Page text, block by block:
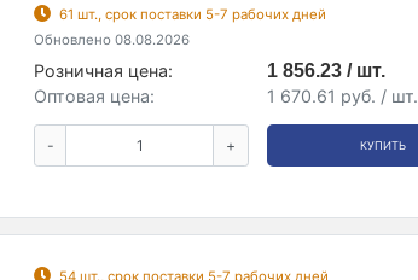
61 шт., срок поставки 5-7 рабочих дней
Обновлено 08.08.2026
Розничная цена:
1 856.23 / шт.
Оптовая цена:
1 670.61 руб. / шт.
- + КУПИТЬ
54 шт., срок поставки 5-7 рабочих дней